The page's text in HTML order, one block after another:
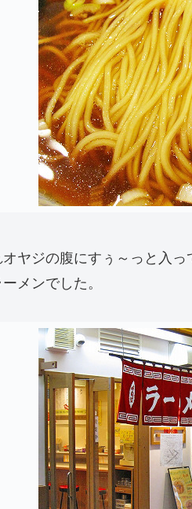
ヤジの腹にすぅ～っと入っ
メンでした。